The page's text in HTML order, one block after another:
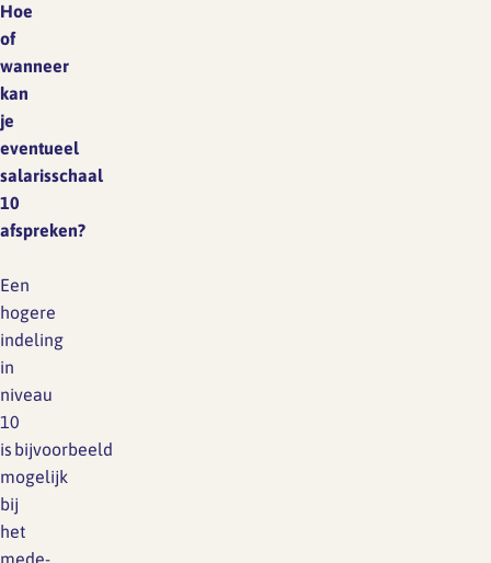
Hoe
of
wanneer
kan
je
eventueel
salarisschaal
10
afspreken?
Een
hogere
indeling
in
niveau
10
is bijvoorbeeld
mogelijk
bij
het
mede-